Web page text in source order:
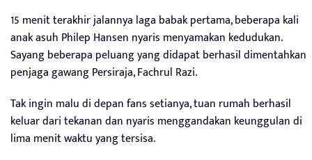
15 menit terakhir jalannya laga babak pertama, beberapa kali
anak asuh Philep Hansen nyaris menyamakan kedudukan.
Sayang beberapa peluang yang didapat berhasil dimentahkan
penjaga gawang Persiraja, Fachrul Razi.
Tak ingin malu di depan fans setianya, tuan rumah berhasil
keluar dari tekanan dan nyaris menggandakan keunggulan di
lima menit waktu yang tersisa.